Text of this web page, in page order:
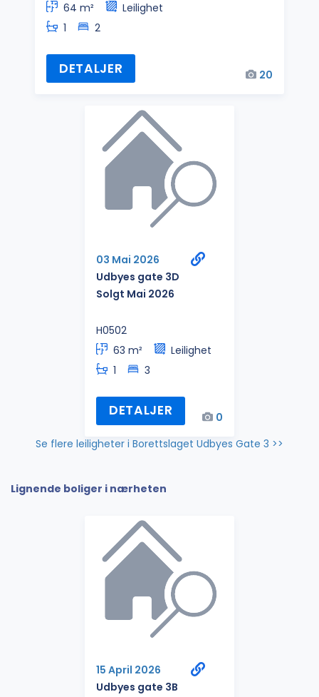
64 m²
Leilighet
1
2
DETALJER 20
03 Mai 2026
Udbyes gate 3D
Solgt Mai 2026
H0502
63 m²
Leilighet
1
3
DETALJER
0
Se flere leiligheter i Borettslaget Udbyes Gate 3 >>
Lignende boliger i nærheten
15 April 2026
Udbyes gate 3B